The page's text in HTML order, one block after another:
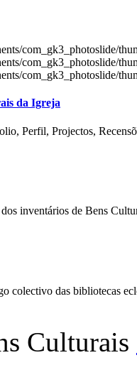
com_gk3_photoslide/
com_gk3_photoslide/
com_gk3_photoslide/
da Igreja
Perfil, Projectos,
inventários de Bens
colectivo das bibliotecas
Culturais